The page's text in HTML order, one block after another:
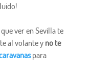
ver en Sevilla te
al volante y no te
para